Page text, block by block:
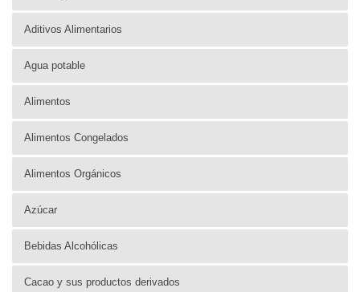
Aditivos Alimentarios
Agua potable
Alimentos
Alimentos Congelados
Alimentos Orgánicos
Azúcar
Bebidas Alcohólicas
Cacao y sus productos derivados